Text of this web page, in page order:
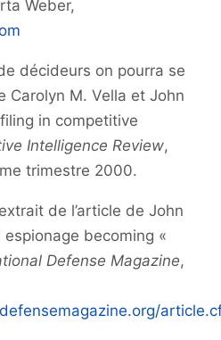
Weber,
décideurs on pourra se
Carolyn M. Vella et John
in competitive
Intelligence Review,
trimestre 2000.
de l’article de John
becoming «
Defense Magazine,